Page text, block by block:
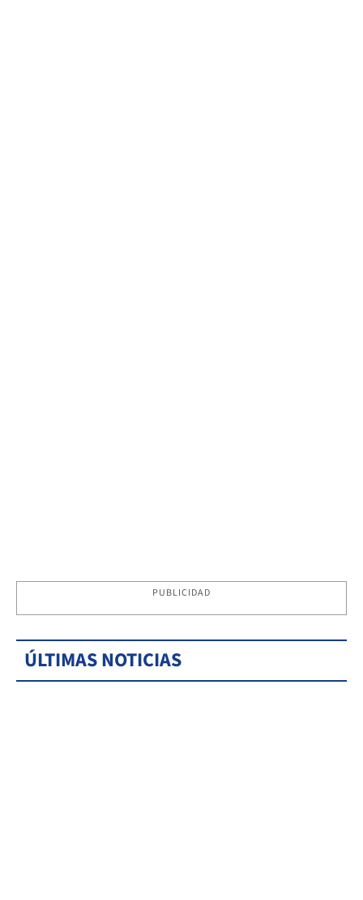
PUBLICIDAD
ÚLTIMAS NOTICIAS